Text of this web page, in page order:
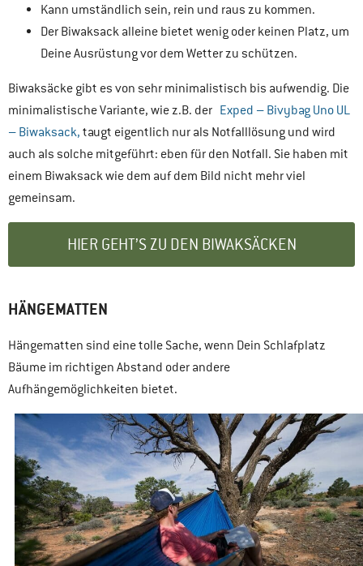
Kann umständlich sein, rein und raus zu kommen.
Der Biwaksack alleine bietet wenig oder keinen Platz, um
Deine Ausrüstung vor dem Wetter zu schützen.
Biwaksäcke gibt es von sehr minimalistisch bis aufwendig. Die
minimalistische Variante, wie z.B. der Exped – Bivybag Uno UL
– Biwaksack, taugt eigentlich nur als Notfalllösung und wird
auch als solche mitgeführt: eben für den Notfall. Sie haben mit
einem Biwaksack wie dem auf dem Bild nicht mehr viel
gemeinsam.
HIER GEHT’S ZU DEN BIWAKSÄCKEN
HÄNGEMATTEN
Hängematten sind eine tolle Sache, wenn Dein Schlafplatz
Bäume im richtigen Abstand oder andere
Aufhängemöglichkeiten bietet.